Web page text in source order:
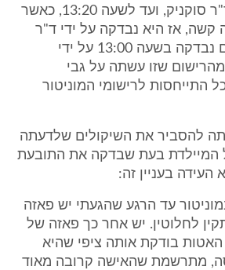
היא נבדקה על ידי ד"ר סוקניק, ועד לשעה 13:20, כאשר
קשה, אז היא נבדקה על ידי ד"ר
בירון. התובעת אמנם נבדקה בשעה 13:00 על ידי
שזו עשתה על גבי
התייחסות לרישומי המוניטור
להסביר את השיקולים שלדעתה
המיילדת בעת שבדקה את התובעת
עד הרגע שהגעתי יש פאזה
לחלוטין. יש אחר כך פאזה של
בודקת אותה ציפי שהיא
מתרשמת שהאישה קרובה מאוד